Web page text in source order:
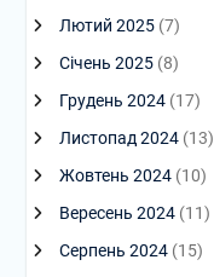
Лютий 2025(7)
Січень 2025(8)
Грудень 2024(17)
Листопад 2024(13)
Жовтень 2024(10)
Вересень 2024(11)
Серпень 2024(15)